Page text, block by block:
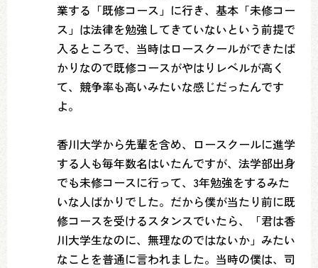
業する「既修コース」に行き、基本「未修コー
ス」は法律を勉強してきていないという前提で
入るところで、当時はロースクールができたば
かりなので既修コースがやはりレベルが高く
て、競争率も高いみたいな感じだったんです
よ。
香川大学から先輩を含め、ロースクールに進学
する人も毎年数名はいたんですが、法学部出身
でも未修コースに行って、3年勉強をするみた
いな人ばかりでした。だから僕が当たり前に既
修コースを受けるスタンスでいたら、「君は香
川大学生なのに、無理なのではないか」みたい
なことを普通に言われました。当時の僕は、司